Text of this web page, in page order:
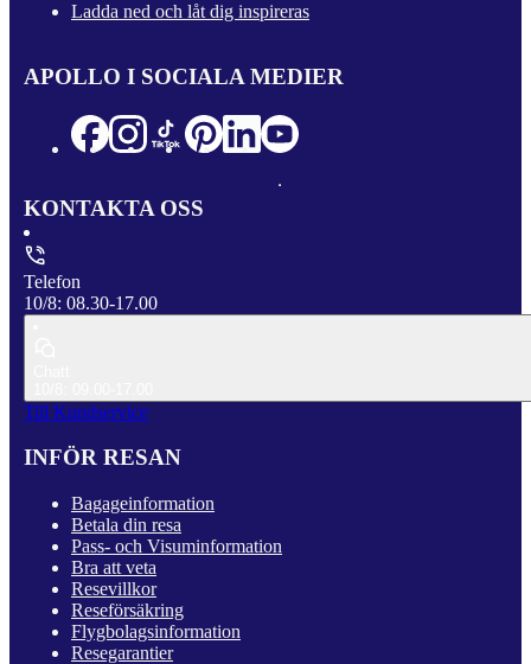
Ladda ned och låt dig inspireras
APOLLO I SOCIALA MEDIER
KONTAKTA OSS
Telefon
10/8: 08.30-17.00
Till Kundservice
INFÖR RESAN
Bagageinformation
Betala din resa
Pass- och Visuminformation
Bra att veta
Resevillkor
Reseförsäkring
Flygbolagsinformation
Resegarantier